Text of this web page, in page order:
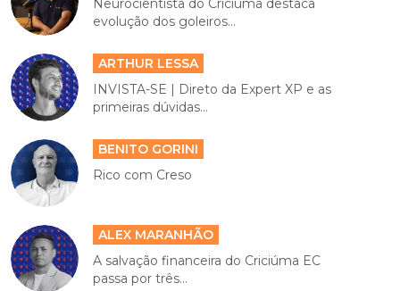
Neurocientista do Criciúma destaca
evolução dos goleiros...
ARTHUR LESSA
INVISTA-SE | Direto da Expert XP e as
primeiras dúvidas...
BENITO GORINI
Rico com Creso
ALEX MARANHÃO
A salvação financeira do Criciúma EC
passa por três...